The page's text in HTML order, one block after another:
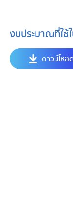
งบประมาณที่ใช้
ดาวน์โหลด